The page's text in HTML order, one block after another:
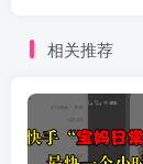
相关推荐